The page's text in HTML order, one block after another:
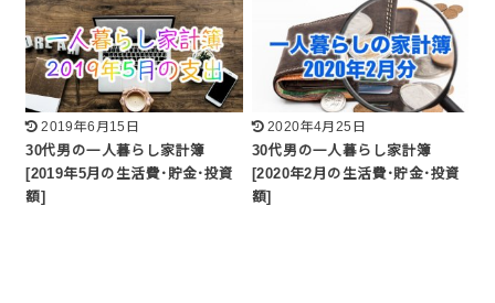
2019年6月15日
30代男の一人暮らし家計簿
[2019年5月の生活費･貯金･投資
額]
2020年4月25日
30代男の一人暮らし家計簿
[2020年2月の生活費･貯金･投資
額]